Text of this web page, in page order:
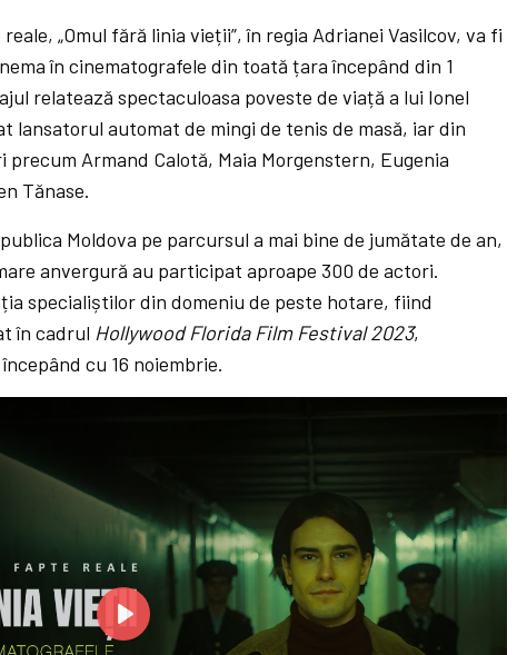
„Omul fără linia vieții”, în regia Adrianei Vasilcov, va fi
în cinematografele din toată țara începând din 1
relatează spectaculoasa poveste de viață a lui Ionel
lansatorul automat de mingi de tenis de masă, iar din
Armand Calotă, Maia Morgenstern, Eugenia
Tănase.
Moldova pe parcursul a mai bine de jumătate de an,
anvergură au participat aproape 300 de actori.
specialiștilor din domeniu de peste hotare, fiind
în cadrul Hollywood Florida Film Festival 2023,
cu 16 noiembrie.
P